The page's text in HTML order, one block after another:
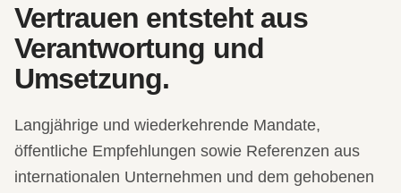
Vertrauen entsteht aus
Verantwortung und
Umsetzung.
Langjährige und wiederkehrende Mandate,
öffentliche Empfehlungen sowie Referenzen aus
internationalen Unternehmen und dem gehobenen